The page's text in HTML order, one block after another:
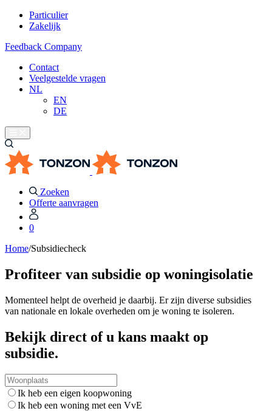
Particulier
Zakelijk
Feedback Company
Contact
Veelgestelde vragen
NL
EN
DE
Zoeken
Offerte aanvragen
0
Home/Subsidiecheck
Profiteer van subsidie op woningisolatie
Momenteel helpt de overheid je daarbij. Er zijn diverse subsidies
van nationale en lokale overheden om je woning te isoleren.
Bekijk direct of u kans maakt op
subsidie.
Ik heb een eigen koopwoning
Ik heb een woning met een VvE